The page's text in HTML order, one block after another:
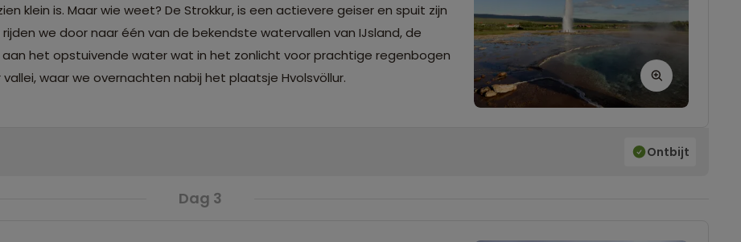
klein is. Maar wie weet? De Strokkur, is een actievere geiser en spuit zijn
we door naar één van de bekendste watervallen van IJsland, de
het opstuivende water wat in het zonlicht voor prachtige regenbogen
waar we overnachten nabij het plaatsje Hvolsvöllur.
Ontbijt
Dag 3